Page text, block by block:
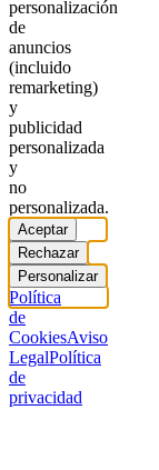
personalización
de
anuncios
(incluido
remarketing)
y
publicidad
personalizada
y
no
personalizada.
Aceptar
Rechazar
Personalizar
Política
de
CookiesAviso
LegalPolítica
de
privacidad